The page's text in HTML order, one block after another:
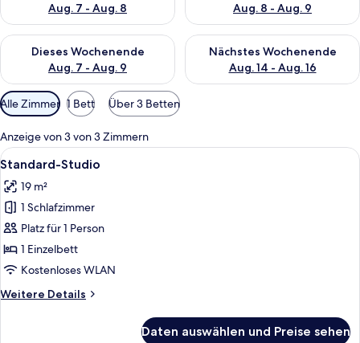
Aug. 7 - Aug. 8
Aug. 8 - Aug. 9
Dieses Wochenende
Aug. 7 - Aug. 9
Überprüfe die Verfügbarkeit für dieses Wochenende, Aug. 7
Nächstes Wochenende
Aug. 14 - Aug. 16
Überprüfe die Verfügbarkeit
Verfügbare
Filter
für
Zimmer
Alle Zimmer 1 Bett Über 3 Betten
Anzeige von 3 von 3 Zimmern
Alle
Fotos
für
Standard-
Studio
anzeigen
Ein kleines Hotelzimmer mit Bett,
15
Standard-Studio
19 m²
1 Schlafzimmer
Platz für 1 Person
1 Einzelbett
Kostenloses WLAN
Weitere Details
Weitere
Daten auswählen und Preise sehen